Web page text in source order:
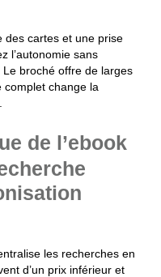
des cartes et une prise
l’autonomie sans
Le broché offre de larges
complet change la
de l’ebook
les recherches en
d’un prix inférieur et